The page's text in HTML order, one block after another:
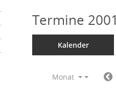
Termine 2001
Kalender
Monat